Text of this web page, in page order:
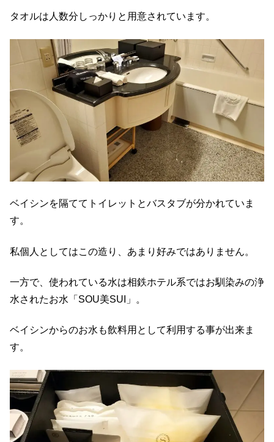
タオルは人数分しっかりと用意されています。
ベイシンを隔ててトイレットとバスタブが分かれていま
す。
私個人としてはこの造り、あまり好みではありません。
一方で、使われている水は相鉄ホテル系ではお馴染みの浄
水されたお水「SOU美SUI」。
ベイシンからのお水も飲料用として利用する事が出来ま
す。